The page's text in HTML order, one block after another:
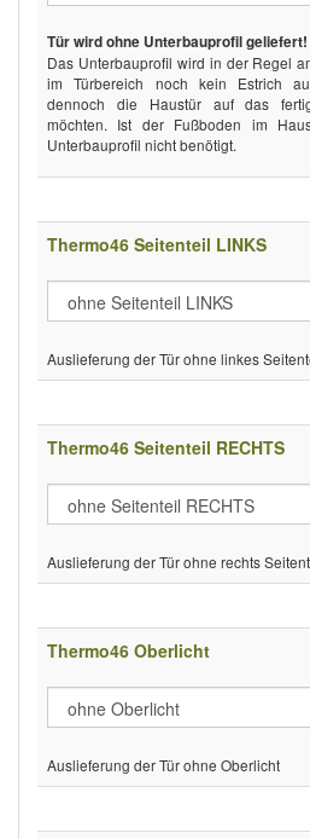
Tür wird ohne Unterbauprofil geliefert!
Das Unterbauprofil wird in der Regel
im Türbereich noch kein Estrich
dennoch die Haustür auf das
möchten. Ist der Fußboden im
Unterbauprofil nicht benötigt.
Thermo46 Seitenteil LINKS
Auslieferung der Tür ohne linkes
Thermo46 Seitenteil RECHTS
Auslieferung der Tür ohne rechts
Thermo46 Oberlicht
Auslieferung der Tür ohne Oberlicht